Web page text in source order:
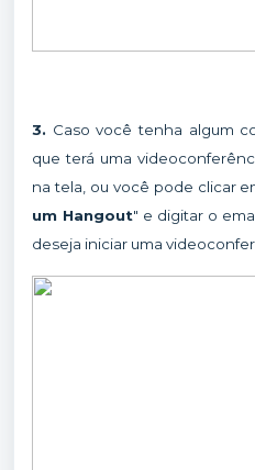
3. Caso você tenha algum
que terá uma
na tela, ou você pode clicar
um Hangout" e digitar o
deseja iniciar uma